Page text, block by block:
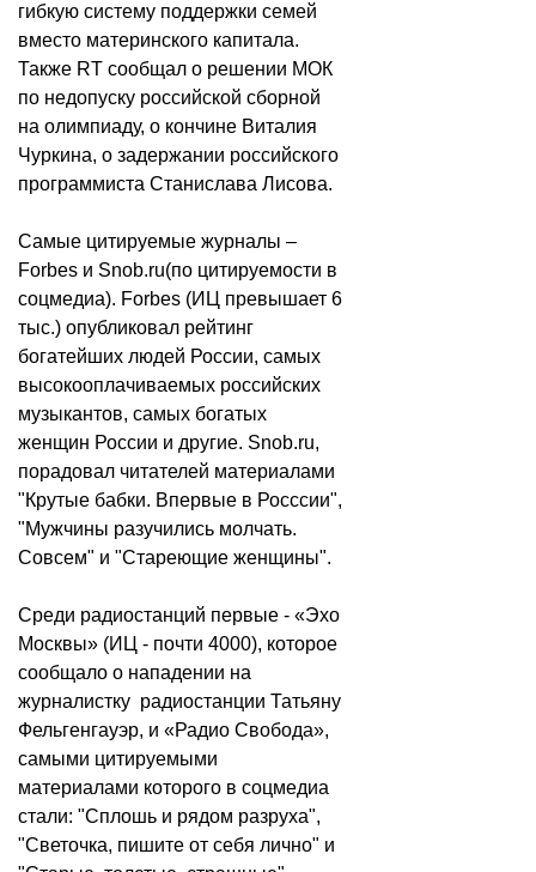
гибкую систему поддержки семей
вместо материнского капитала.
Также RT сообщал о решении МОК
по недопуску российской сборной
на олимпиаду, о кончине Виталия
Чуркина, о задержании российского
программиста Станислава Лисова.
Самые цитируемые журналы –
Forbes и Snob.ru(по цитируемости в
соцмедиа). Forbes (ИЦ превышает 6
тыс.) опубликовал рейтинг
богатейших людей России, самых
высокооплачиваемых российских
музыкантов, самых богатых
женщин России и другие. Snob.ru,
порадовал читателей материалами
"Крутые бабки. Впервые в Росссии",
"Мужчины разучились молчать.
Совсем" и "Стареющие женщины".
Среди радиостанций первые - «Эхо
Москвы» (ИЦ - почти 4000), которое
сообщало о нападении на
журналистку радиостанции Татьяну
Фельгенгауэр, и «Радио Свобода»,
самыми цитируемыми
материалами которого в соцмедиа
стали: "Сплошь и рядом разруха",
"Светочка, пишите от себя лично" и